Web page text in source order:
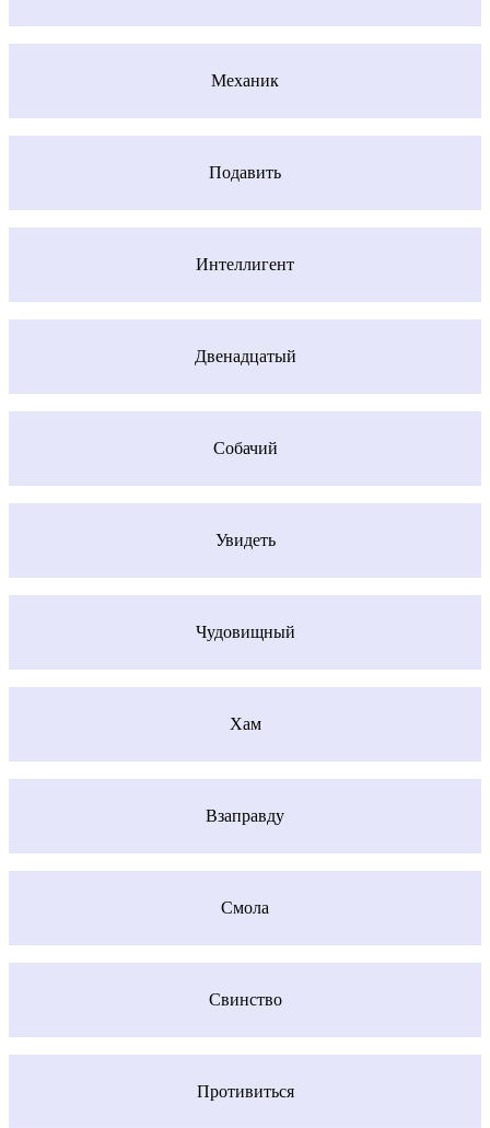
Механик
Подавить
Интеллигент
Двенадцатый
Собачий
Увидеть
Чудовищный
Хам
Взаправду
Смола
Свинство
Противиться